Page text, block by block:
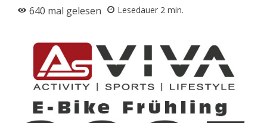
640 mal gelesen Lesedauer 2 min.